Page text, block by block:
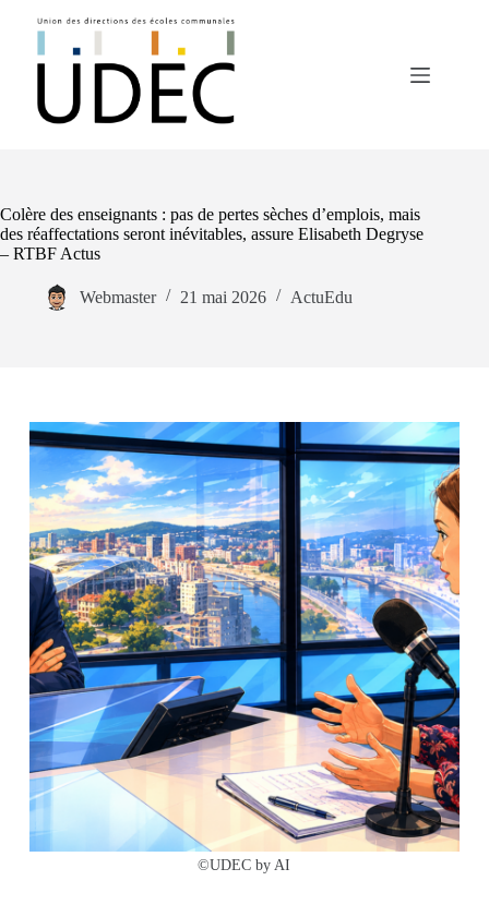
Colère des enseignants : pas de pertes sèches d’emplois, mais
des réaffectations seront inévitables, assure Elisabeth Degryse
– RTBF Actus
Webmaster 21 mai 2026 ActuEdu
©UDEC by AI